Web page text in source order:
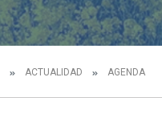
ACTUALIDAD AGENDA